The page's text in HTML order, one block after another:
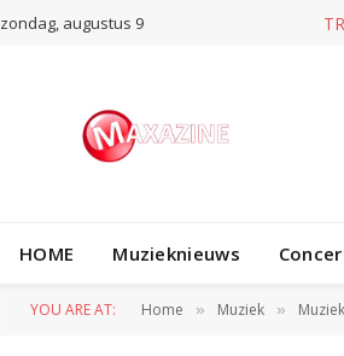
zondag, augustus 9
HOME Muzieknieuws
YOU ARE AT: Home » Muziek »